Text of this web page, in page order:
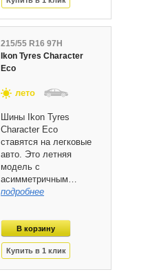
215/55 R16 97H
Ikon Tyres Character
Eco
лето
Шины Ikon Tyres
Character Eco
ставятся на легковые
авто. Это летняя
модель с
асимметричным…
подробнее